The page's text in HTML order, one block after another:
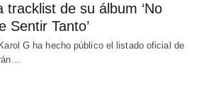
tracklist de su álbum ‘No
Sentir Tanto’
G ha hecho público el listado oficial de